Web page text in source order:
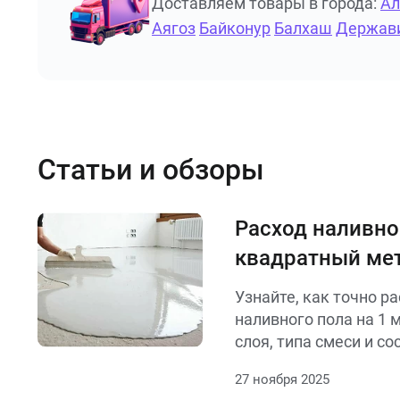
Аягоз Байконур Балхаш
Статьи и обзоры
Расход
квадратный
Узнайте, как точно
наливного пола на 1
слоя, типа смеси и
расчётов для разных
27 ноября 2025